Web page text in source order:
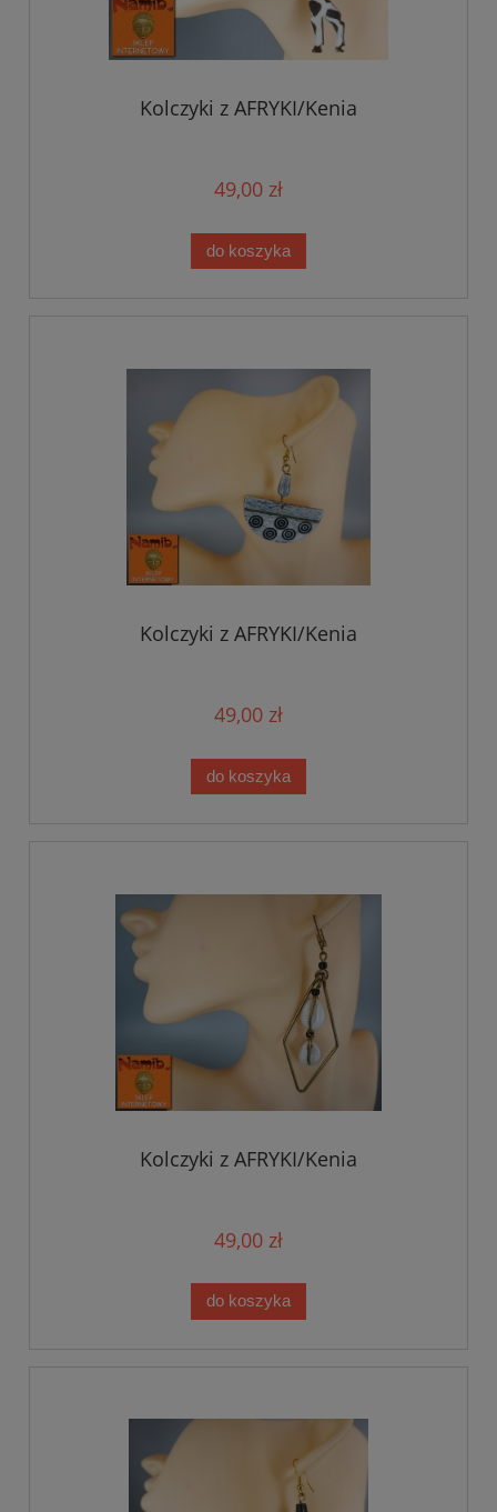
Kolczyki z AFRYKI/Kenia
49,00 zł
do koszyka
Kolczyki z AFRYKI/Kenia
49,00 zł
do koszyka
Kolczyki z AFRYKI/Kenia
49,00 zł
do koszyka